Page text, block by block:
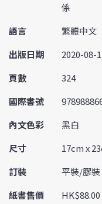
係
語言
繁體中文
出版日期
2020-08-
頁數
324
國際書號
內文色彩
黑白
尺寸
17cm x
訂裝
平裝/膠裝
紙書售價
HK$88.00